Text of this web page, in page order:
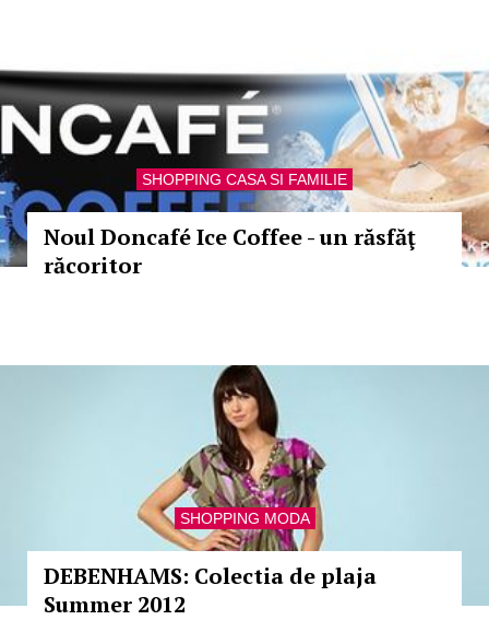
SHOPPING CASA SI FAMILIE
Noul Doncafé Ice Coffee - un răsfăţ
răcoritor
SHOPPING MODA
DEBENHAMS: Colectia de plaja
Summer 2012